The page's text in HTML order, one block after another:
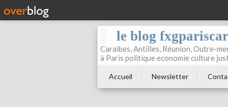
le blog
Caraibes, Antilles, Réunion, Outre-
à Paris politique economie culture
Accueil Newsletter